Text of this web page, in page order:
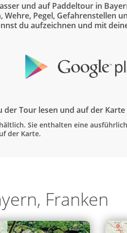
und auf Paddeltour in
Pegel, Gefahrenstellen
du aufzeichnen und mit
Tour lesen und auf der Karte
Sie enthalten eine
der Karte.
Franken